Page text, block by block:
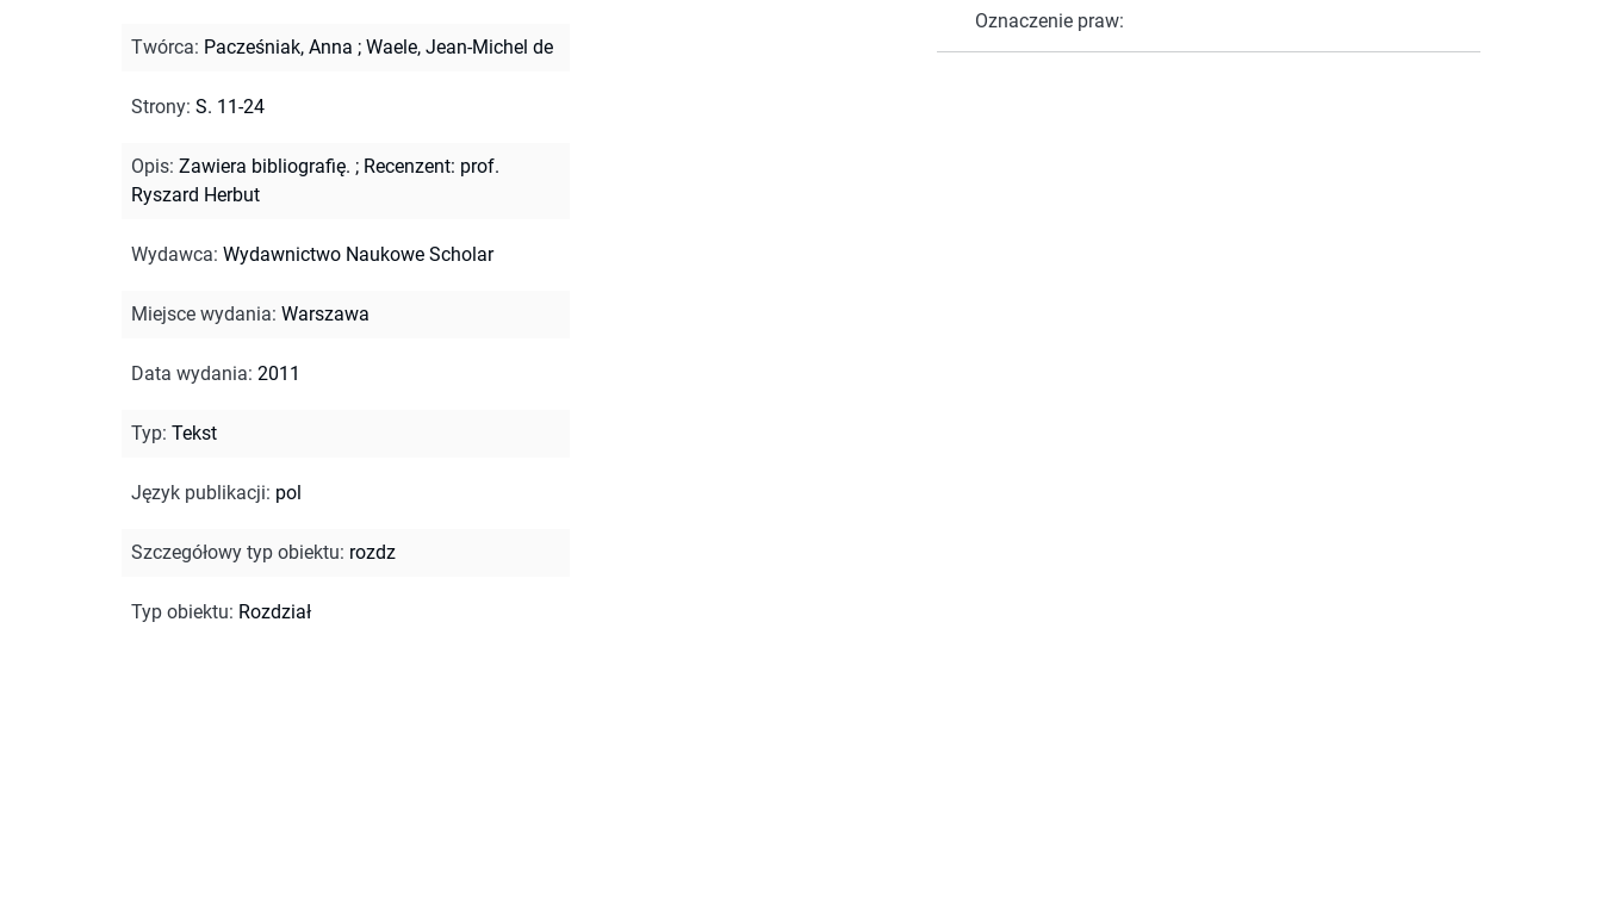
Oznaczenie praw:
Twórca: Pacześniak, Anna ; Waele, Jean-Michel de
Strony: S. 11-24
Opis: Zawiera bibliografię. ; Recenzent: prof.
Ryszard Herbut
Wydawca: Wydawnictwo Naukowe Scholar
Miejsce wydania: Warszawa
Data wydania: 2011
Typ: Tekst
Język publikacji: pol
Szczegółowy typ obiektu: rozdz
Typ obiektu: Rozdział